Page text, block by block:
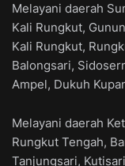
Melayani daerah
Kali Rungkut,
Kali Rungkut,
Balongsari,
Ampel, Dukuh
Melayani daerah
Rungkut Tengah,
Tanjungsari,